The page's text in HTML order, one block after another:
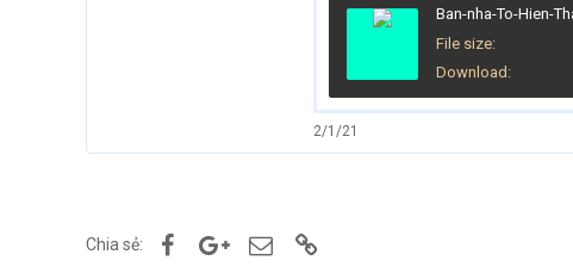
File size
Download
2/1/21
Chia sẻ: FacebookGoogle+Email